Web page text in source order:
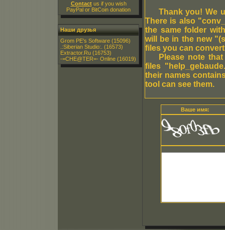
Contactus if you wish
PayPal or BitCoin donation
Наши друзья
Grom PE's Software (15096)
.:Siberian Studio:. (16573)
Extractor.Ru (16753)
-=CHE@TER=- Online (16019)
Thank you! We
There is also
the same folder
will be in the new
files you can
Please note
files
their names
tool can see them.
Ваше имя: